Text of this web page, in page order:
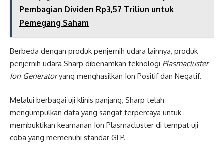
Pembagian Dividen Rp3,57 Triliun untuk
Pemegang Saham
Berbeda dengan produk penjernih udara lainnya, produk
penjernih udara Sharp dibenamkan teknologi Plasmacluster
Ion Generatoryang menghasilkan Ion Positif dan Negatif.
Melalui berbagai uji klinis panjang, Sharp telah
mengumpulkan data yang sangat terpercaya untuk
membuktikan keamanan Ion Plasmacluster di tempat uji
coba yang memenuhi standar GLP.